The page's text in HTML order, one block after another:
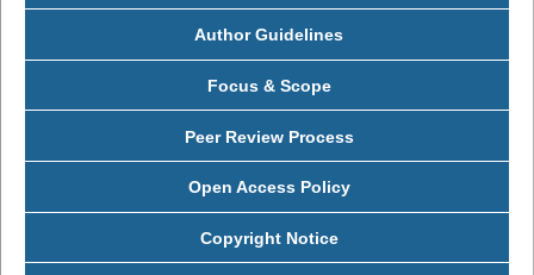
Author Guidelines
Focus & Scope
Peer Review Process
Open Access Policy
Copyright Notice